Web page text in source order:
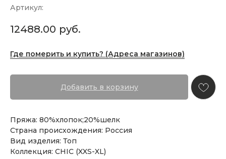
Артикул:
12488.00 руб.
Где померить и купить? (Адреса магазинов)
Добавить в корзину
Пряжа: 80%хлопок;20%шелк
Страна происхождения: Россия
Вид изделия: Топ
Коллекция: CHIC (XXS-XL)